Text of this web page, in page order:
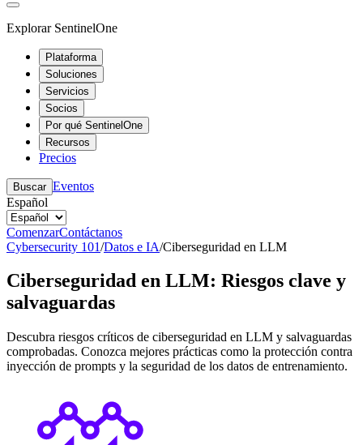
Explorar SentinelOne
Plataforma
Soluciones
Servicios
Socios
Por qué SentinelOne
Recursos
Precios
Buscar Eventos
Español
ComenzarContáctanos
Cybersecurity 101/Datos e IA/Ciberseguridad en LLM
Ciberseguridad en LLM: Riesgos clave y
salvaguardas
Descubra riesgos críticos de ciberseguridad en LLM y salvaguardas
comprobadas. Conozca mejores prácticas como la protección contra
inyección de prompts y la seguridad de los datos de entrenamiento.